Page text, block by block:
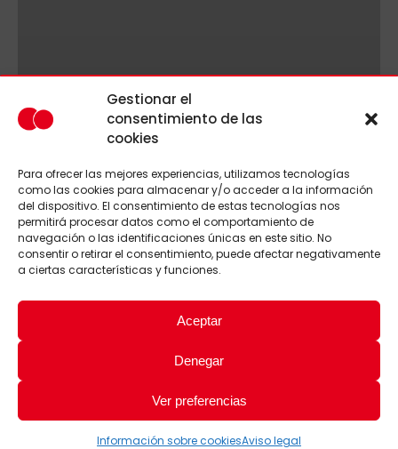
Gestionar el
consentimiento de las
cookies
Para ofrecer las mejores experiencias, utilizamos tecnologías
como las cookies para almacenar y/o acceder a la información
del dispositivo. El consentimiento de estas tecnologías nos
permitirá procesar datos como el comportamiento de
navegación o las identificaciones únicas en este sitio. No
consentir o retirar el consentimiento, puede afectar negativamente
a ciertas características y funciones.
Aceptar
Denegar
Ver preferencias
Información sobre cookiesAviso legal